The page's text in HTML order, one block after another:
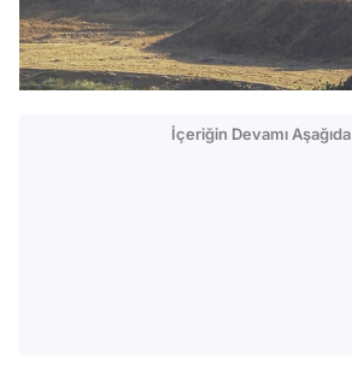
İçeriğin Devamı Aşağıda